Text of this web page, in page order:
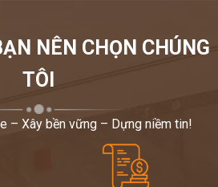
NÊN CHỌN CHÚNG
TÔI
– Xây bền vững – Dựng niềm tin!